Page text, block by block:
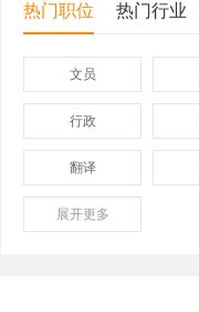
热门职位 热门行业
文员
行政
翻译
保险
展开更多